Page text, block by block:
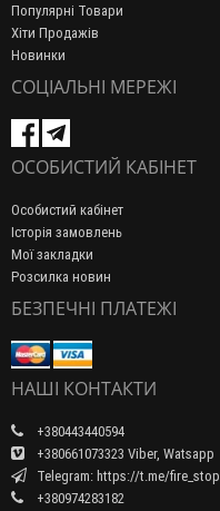
Популярні Товари
Хіти Продажів
Новинки
СОЦІАЛЬНІ МЕРЕЖІ
ОСОБИСТИЙ КАБІНЕТ
Особистий кабінет
Історія замовлень
Мої закладки
Розсилка новин
БЕЗПЕЧНІ ПЛАТЕЖІ
НАШІ КОНТАКТИ
+380443440594
+380661073323 Viber, Watsapp
Telegram: https://t.me/fire_stop
+380974283182